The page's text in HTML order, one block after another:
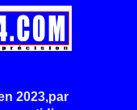
2023,par